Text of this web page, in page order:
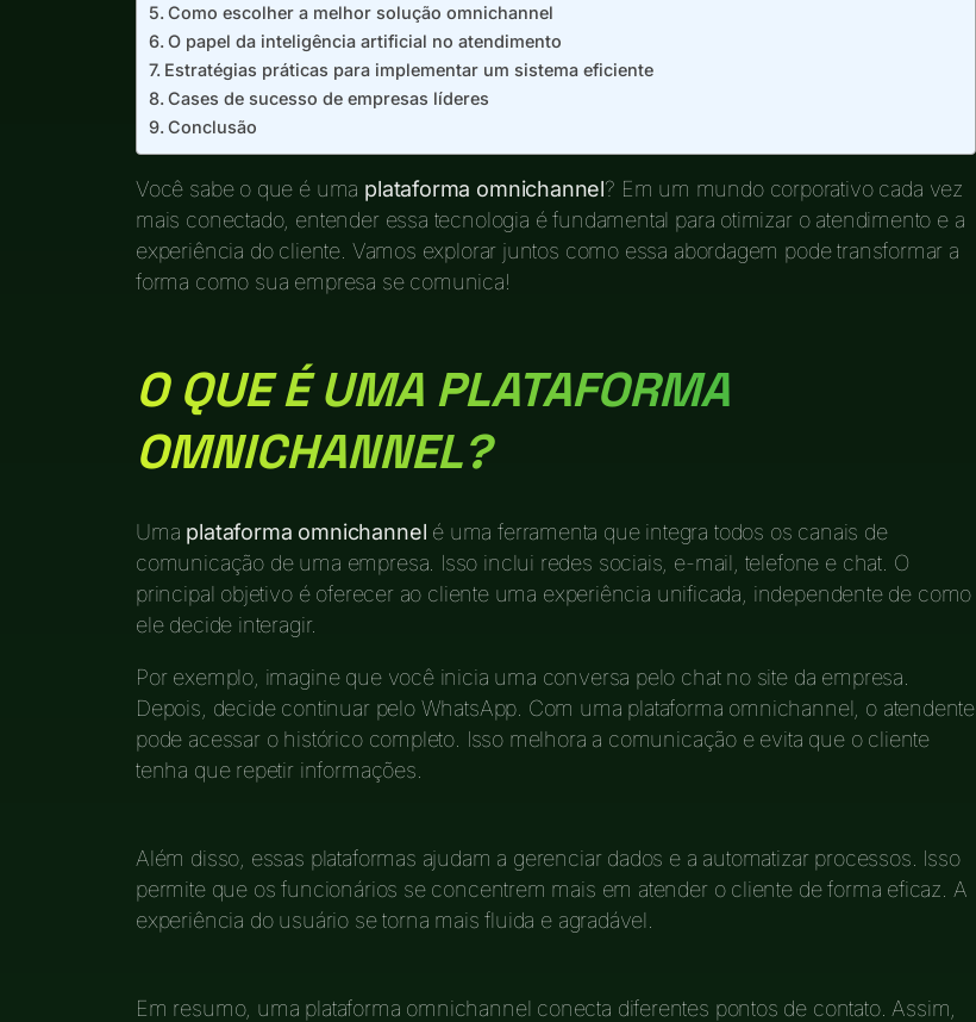
Como escolher a melhor solução omnichannel
O papel da inteligência artificial no atendimento
Estratégias práticas para implementar um sistema eficiente
Cases de sucesso de empresas líderes
Conclusão
Você sabe o que é uma plataforma omnichannel? Em um mundo corporativo cada vez
mais conectado, entender essa tecnologia é fundamental para otimizar o atendimento e a
experiência do cliente. Vamos explorar juntos como essa abordagem pode transformar a
forma como sua empresa se comunica!
O QUE É UMA PLATAFORMA
OMNICHANNEL?
Uma plataforma omnichannel é uma ferramenta que integra todos os canais de
comunicação de uma empresa. Isso inclui redes sociais, e-mail, telefone e chat. O
principal objetivo é oferecer ao cliente uma experiência unificada, independente de como
ele decide interagir.
Por exemplo, imagine que você inicia uma conversa pelo chat no site da empresa.
Depois, decide continuar pelo WhatsApp. Com uma plataforma omnichannel, o atendente
pode acessar o histórico completo. Isso melhora a comunicação e evita que o cliente
tenha que repetir informações.
Além disso, essas plataformas ajudam a gerenciar dados e a automatizar processos. Isso
permite que os funcionários se concentrem mais em atender o cliente de forma eficaz. A
experiência do usuário se torna mais fluida e agradável.
Em resumo, uma plataforma omnichannel conecta diferentes pontos de contato. Assim,